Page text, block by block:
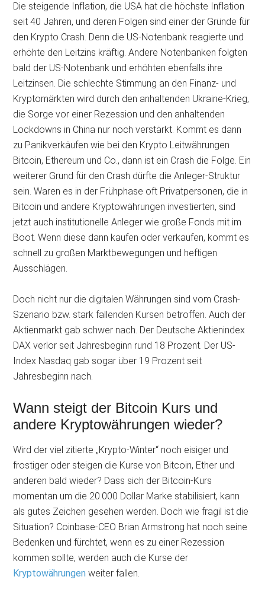
Die steigende Inflation, die USA hat die höchste Inflation
seit 40 Jahren, und deren Folgen sind einer der Gründe für
den Krypto Crash. Denn die US-Notenbank reagierte und
erhöhte den Leitzins kräftig. Andere Notenbanken folgten
bald der US-Notenbank und erhöhten ebenfalls ihre
Leitzinsen. Die schlechte Stimmung an den Finanz- und
Kryptomärkten wird durch den anhaltenden Ukraine-Krieg,
die Sorge vor einer Rezession und den anhaltenden
Lockdowns in China nur noch verstärkt. Kommt es dann
zu Panikverkäufen wie bei den Krypto Leitwährungen
Bitcoin, Ethereum und Co., dann ist ein Crash die Folge. Ein
weiterer Grund für den Crash dürfte die Anleger-Struktur
sein. Waren es in der Frühphase oft Privatpersonen, die in
Bitcoin und andere Kryptowährungen investierten, sind
jetzt auch institutionelle Anleger wie große Fonds mit im
Boot. Wenn diese dann kaufen oder verkaufen, kommt es
schnell zu großen Marktbewegungen und heftigen
Ausschlägen.
Doch nicht nur die digitalen Währungen sind vom Crash-
Szenario bzw. stark fallenden Kursen betroffen. Auch der
Aktienmarkt gab schwer nach. Der Deutsche Aktienindex
DAX verlor seit Jahresbeginn rund 18 Prozent. Der US-
Index Nasdaq gab sogar über 19 Prozent seit
Jahresbeginn nach.
Wann steigt der Bitcoin Kurs und
andere Kryptowährungen wieder?
Wird der viel zitierte „Krypto-Winter“ noch eisiger und
frostiger oder steigen die Kurse von Bitcoin, Ether und
anderen bald wieder? Dass sich der Bitcoin-Kurs
momentan um die 20.000 Dollar Marke stabilisiert, kann
als gutes Zeichen gesehen werden. Doch wie fragil ist die
Situation? Coinbase-CEO Brian Armstrong hat noch seine
Bedenken und fürchtet, wenn es zu einer Rezession
kommen sollte, werden auch die Kurse der
Kryptowährungen weiter fallen.